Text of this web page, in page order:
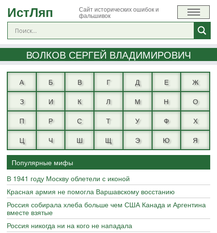
ИстЛяп Сайт исторических ошибок и
фальшивок
ВОЛКОВ СЕРГЕЙ ВЛАДИМИРОВИЧ
А Б В Г Д Е
Ж
З
И К Л М Н
О
П
Р С Т У Ф
Х
Ц
Ч Ш Щ Э Ю Я
Популярные мифы
В 1941 году Москву облетели с иконой
Красная армия не помогла Варшавскому восстанию
Россия собирала хлеба больше чем США Канада и Аргентина
вместе взятые
Россия никогда ни на кого не нападала